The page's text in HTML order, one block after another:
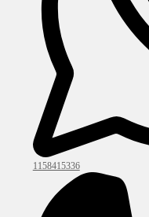
1158415336